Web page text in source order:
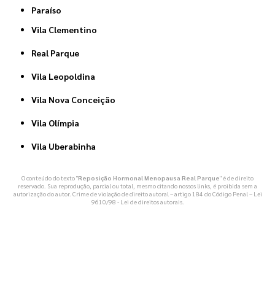
Paraíso
Vila Clementino
Real Parque
Vila Leopoldina
Vila Nova Conceição
Vila Olímpia
Vila Uberabinha
O conteúdo do texto "Reposição Hormonal Menopausa Real Parque" é de direito
reservado. Sua reprodução, parcial ou total, mesmo citando nossos links, é proibida sem a
autorização do autor. Crime de violação de direito autoral – artigo 184 do Código Penal – Lei
9610/98 - Lei de direitos autorais.